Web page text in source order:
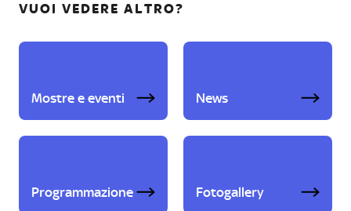
VUOI VEDERE ALTRO?
Mostre e eventi News
Programmazione Fotogallery